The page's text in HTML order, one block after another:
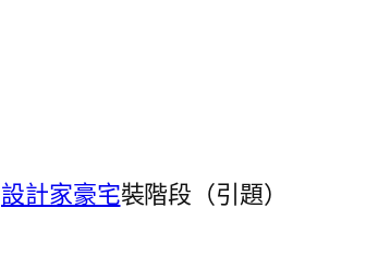
設計家豪宅裝階段（引題）